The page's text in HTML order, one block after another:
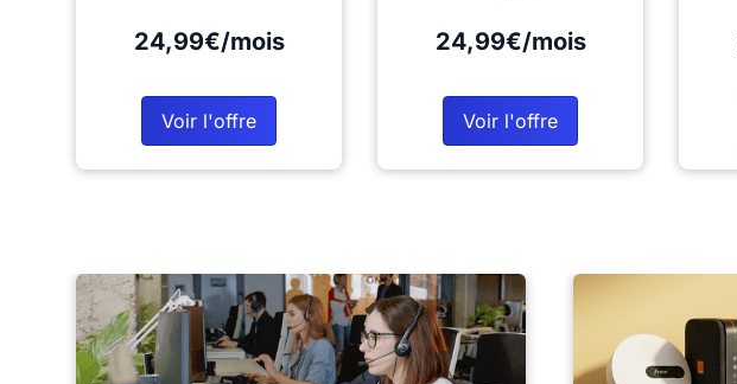
24,99€/mois
Voir l'offre
24,99€/mois
Voir l'offre